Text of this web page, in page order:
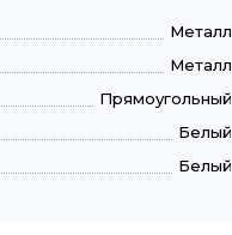
Металл
Металл
Прямоугольный
Белый
Белый